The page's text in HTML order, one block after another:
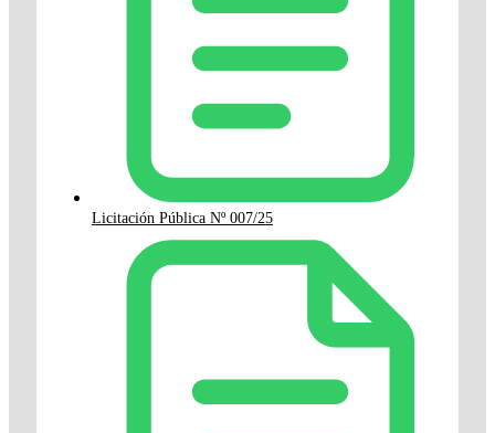
Licitación Pública Nº 007/25